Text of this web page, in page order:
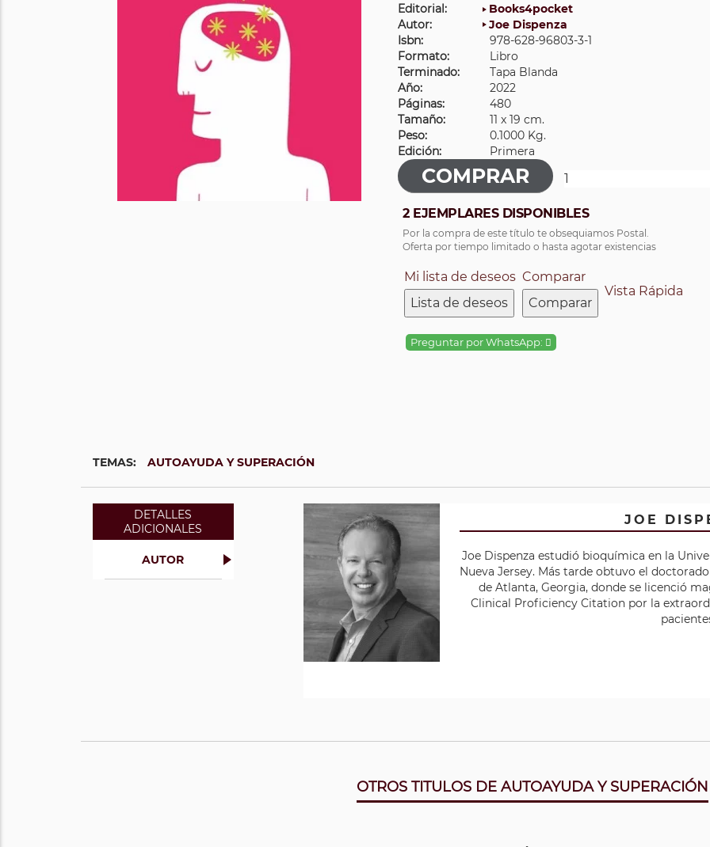
Editorial:
Books4pocket
Autor:
Joe Dispenza
Isbn:
978-628-96803-3-1
Formato:
Libro
Terminado:
Tapa Blanda
Año:
2022
Páginas:
480
Tamaño:
11 x 19 cm.
Peso:
0.1000 Kg.
Edición:
Primera
2 EJEMPLARES DISPONIBLES
Por la compra de este título te obsequiamos Postal.
Oferta por tiempo limitado o hasta agotar existencias
Mi lista de deseos
Lista de deseos
Comparar
Comparar
Vista Rápida
Preguntar por WhatsApp:
TEMAS: AUTOAYUDA Y SUPERACIÓN
DETALLES
ADICIONALES
AUTOR
JOE
Joe Dispenza estudió bioquímica en la
Nueva Jersey. Más tarde obtuvo el
de Atlanta, Georgia, donde se licenció
Clinical Proficiency Citation por la
OTROS TITULOS DE AUTOAYUDA Y SUPERACIÓN